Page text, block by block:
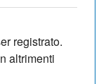
registrato.
altrimenti